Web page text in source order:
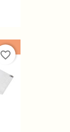
favorite_border